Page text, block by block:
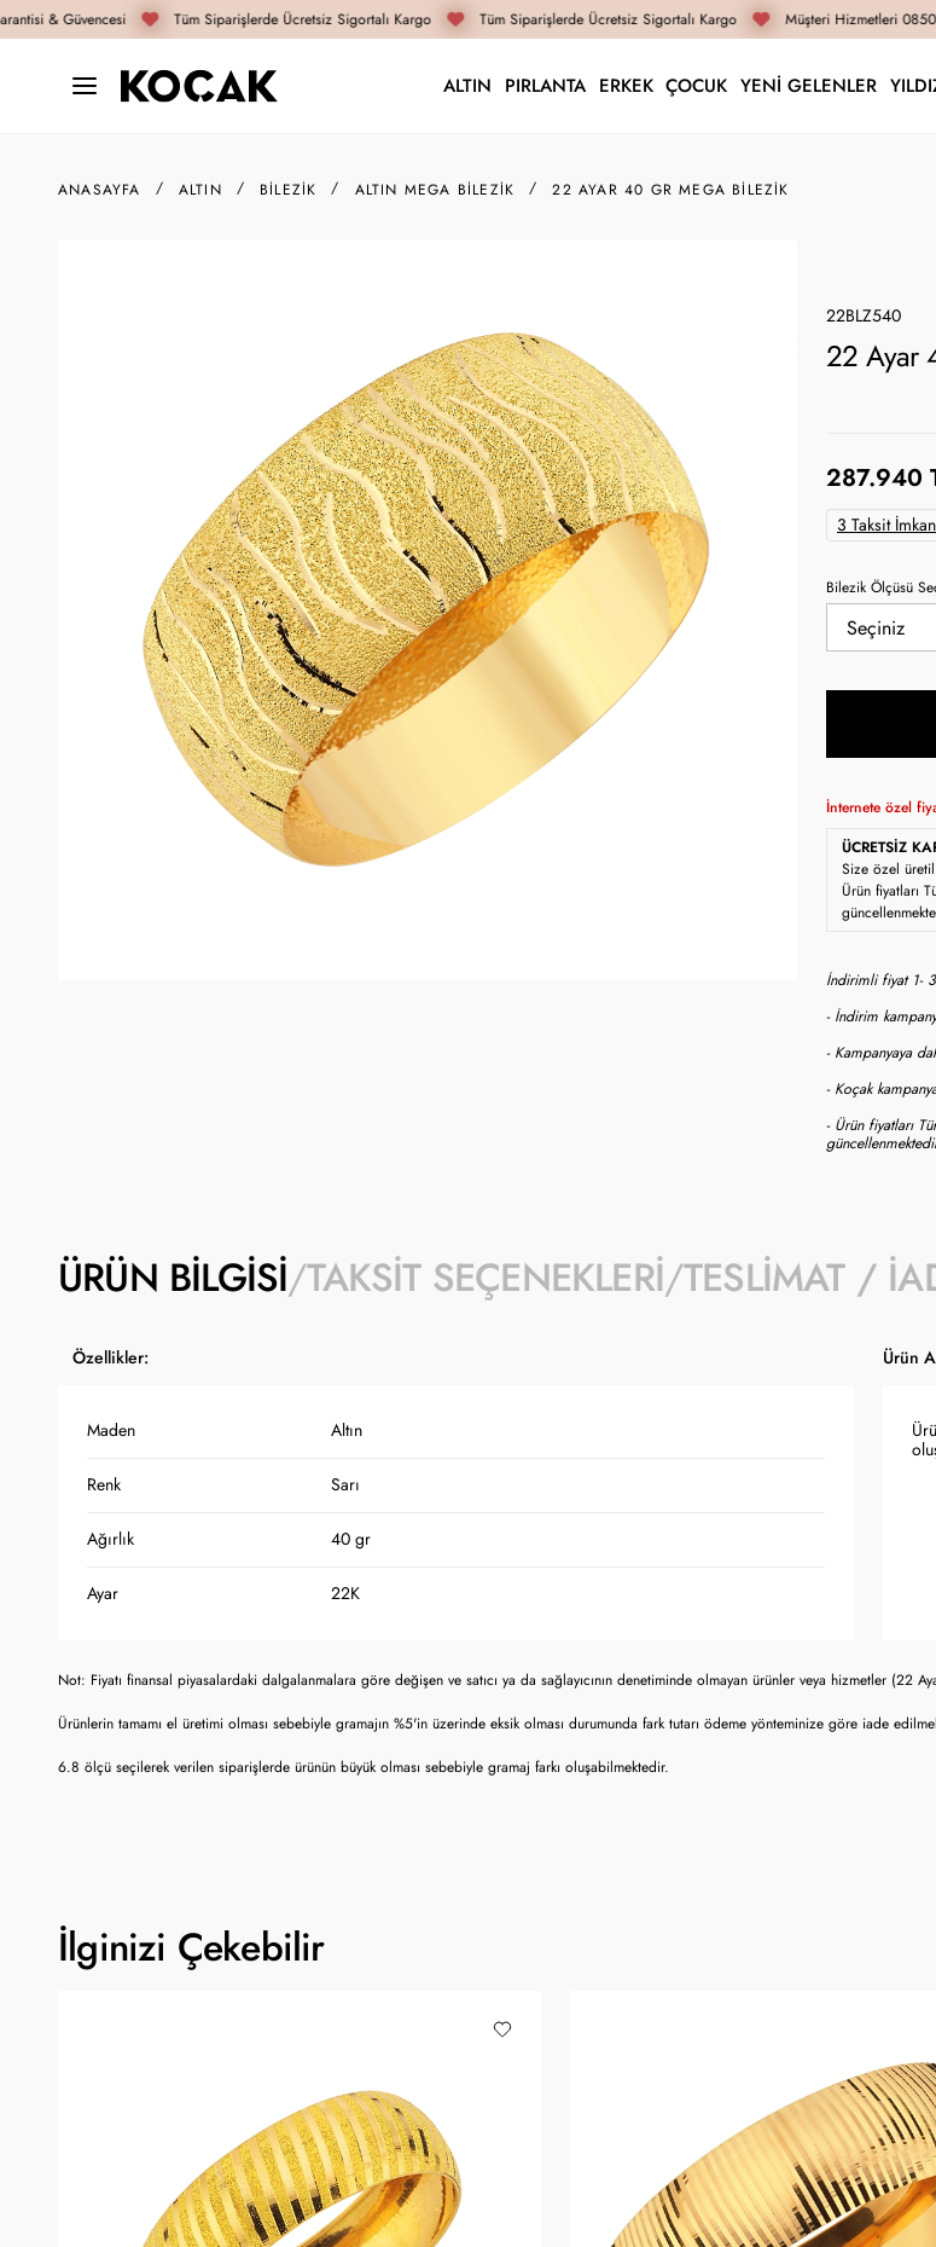
& Güvencesi Tüm Siparişlerde Ücretsiz Sigortalı Kargo Tüm Siparişlerde Ücretsiz Sigortalı Kargo Müşteri Hizmetleri
ALTIN PIRLANTA ERKEK ÇOCUK YENİ GELENLER
ANASAYFA ALTIN BILEZIK ALTIN MEGA BILEZIK 22 AYAR 40 GR MEGA BILEZIK
22BLZ540
22 Ayar
287.940
3 Taksit
Bilezik Ölçüsü
İnternete özel
ÜCRETSIZ
Size özel
Ürün fiyatları
İndirimli fiyat 1-
- İndirim
- Kampanyaya
- Koçak
- Ürün fiyatları
ÜRÜN BILGISI TAKSIT SEÇENEKLERI TESLIMAT /
Özellikler: Ürün
Maden Altın
Renk Sarı
Ağırlık 40 gr
Ayar 22K
Not: Fiyatı finansal piyasalardaki dalgalanmalara göre değişen ve satıcı ya da sağlayıcının denetiminde olmayan ürünler veya hizmetler
Ürünlerin tamamı el üretimi olması sebebiyle gramajın %5'in üzerinde eksik olması durumunda fark tutarı ödeme yönteminize göre iade
6.8 ölçü seçilerek verilen siparişlerde ürünün büyük olması sebebiyle gramaj farkı oluşabilmektedir.
İlginizi Çekebilir